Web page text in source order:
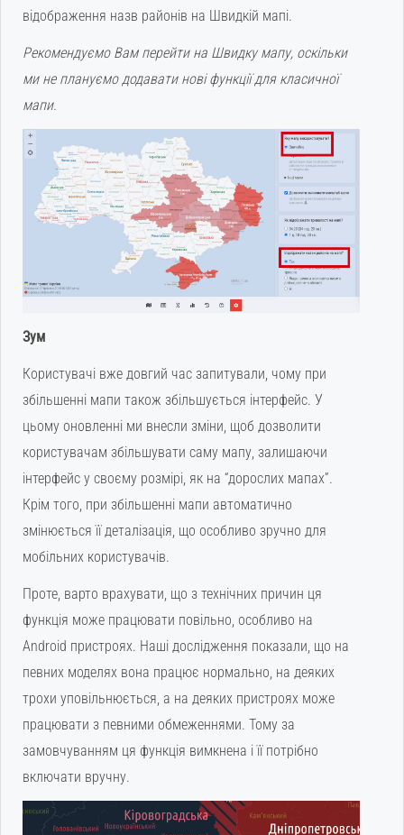
відображення назв районів на Швидкій мапі.
Рекомендуємо Вам перейти на Швидку мапу, оскільки
ми не плануємо додавати нові функції для класичної
мапи.
Зум
Користувачі вже довгий час запитували, чому при
збільшенні мапи також збільшується інтерфейс. У
цьому оновленні ми внесли зміни, щоб дозволити
користувачам збільшувати саму мапу, залишаючи
інтерфейс у своєму розмірі, як на “дорослих мапах”.
Крім того, при збільшенні мапи автоматично
змінюється її деталізація, що особливо зручно для
мобільних користувачів.
Проте, варто врахувати, що з технічних причин ця
функція може працювати повільно, особливо на
Android пристроях. Наші дослідження показали, що на
певних моделях вона працює нормально, на деяких
трохи уповільнюється, а на деяких пристроях може
працювати з певними обмеженнями. Тому за
замовчуванням ця функція вимкнена і її потрібно
включати вручну.